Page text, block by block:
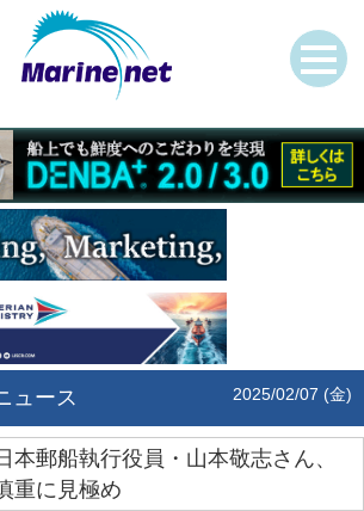
ュース 2025/02/07 (金)
本郵船執行役員・山本敬志さん、
重に見極め